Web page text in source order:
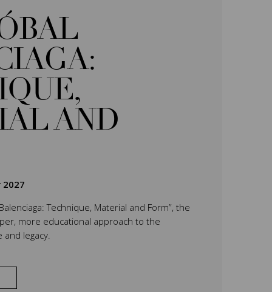
AND
2027
Technique, Material and Form”, the
more educational approach to the
legacy.